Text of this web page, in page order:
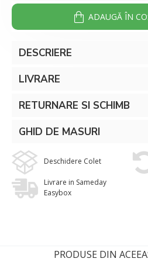
ADAUGĂ ÎN
DESCRIERE
LIVRARE
RETURNARE SI SCHIMB
GHID DE MASURI
Deschidere Colet
Livrare in Sameday
Easybox
PRODUSE DIN